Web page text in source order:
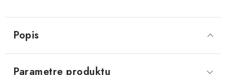
Popis
Parametre produktu